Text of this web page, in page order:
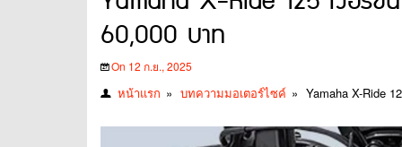
60,000 บาท
On 12 ก.ย., 2025
หน้าแรก » บทความมอเตอร์ไซค์ » Yamaha X-Ride